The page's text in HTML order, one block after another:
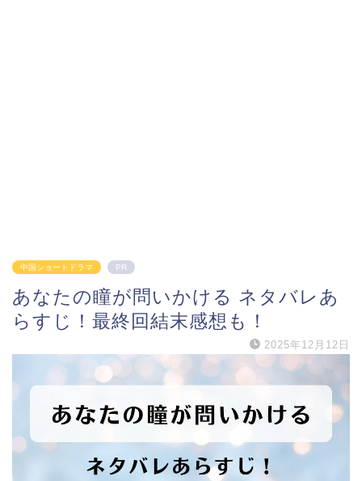
中国ショートドラマ PR
あなたの瞳が問いかける ネタバレあ
らすじ！最終回結末感想も！
2025年12月12日